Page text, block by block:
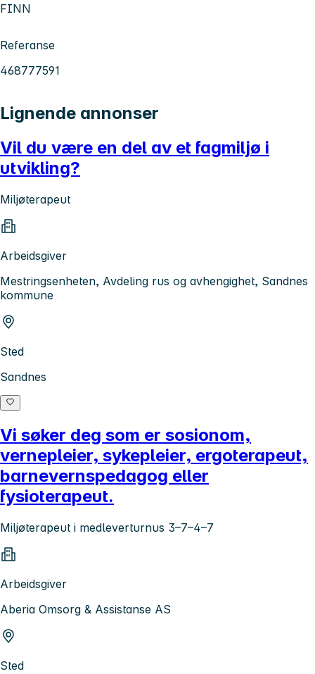
FINN
Referanse
468777591
Lignende annonser
Vil du være en del av et fagmiljø i
utvikling?
Miljøterapeut
Arbeidsgiver
Mestringsenheten, Avdeling rus og avhengighet, Sandnes
kommune
Sted
Sandnes
Vi søker deg som er sosionom,
vernepleier, sykepleier, ergoterapeut,
barnevernspedagog eller
fysioterapeut.
Miljøterapeut i medleverturnus 3–7–4–7
Arbeidsgiver
Aberia Omsorg & Assistanse AS
Sted